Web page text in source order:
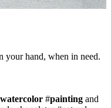
hand, when in need.
watercolor #painting and